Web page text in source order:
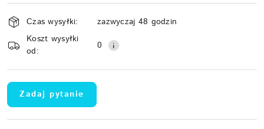
Wyślij
Dostępność
i
dostawa
Czas wysyłki:
zazwyczaj 48 godzin
Koszt wysyłki
od:
0
Zadaj pytanie